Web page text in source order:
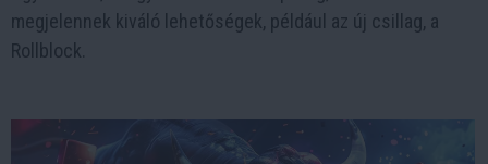
megjelennek kiváló lehetőségek, például az új csillag, a
Rollblock.